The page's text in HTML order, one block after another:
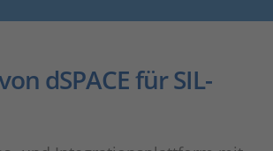
dSPACE für SIL-